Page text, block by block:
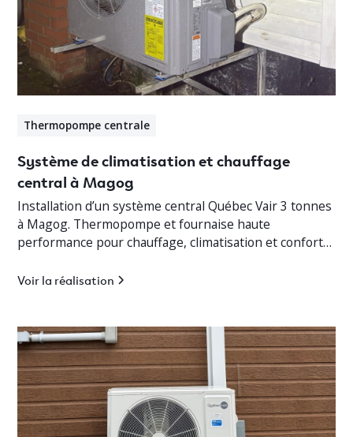
Thermopompe centrale
Système de climatisation et chauffage
central à Magog
Installation d’un système central Québec Vair 3 tonnes
à Magog. Thermopompe et fournaise haute
performance pour chauffage, climatisation et confort
Voir la réalisation